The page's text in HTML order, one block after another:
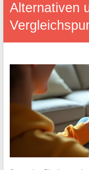
Alternativen